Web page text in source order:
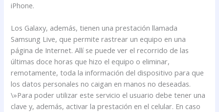
iPhone.
Los Galaxy, además, tienen una prestación llamada
Samsung Live, que permite rastrear un equipo en una
página de Internet. Allí se puede ver el recorrido de las
últimas doce horas que hizo el equipo o eliminar,
remotamente, toda la información del dispositivo para que
los datos personales no caigan en manos no deseadas.
\»Para poder utilizar este servicio el usuario debe tener una
clave y, además, activar la prestación en el celular. En caso